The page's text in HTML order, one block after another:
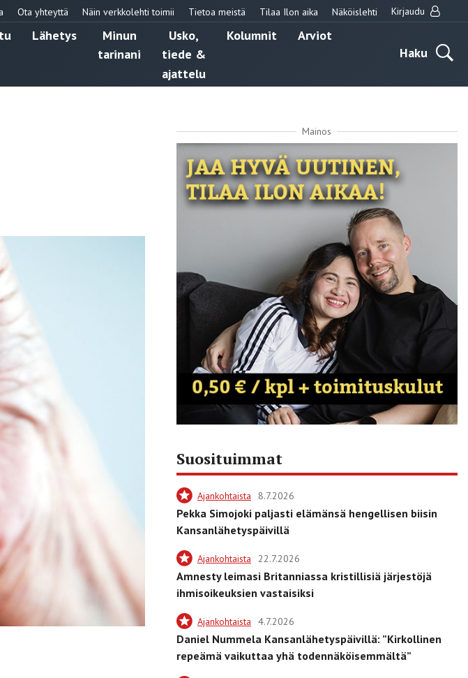
Ota yhteyttä Näin verkkolehti toimii Tietoa meistä Tilaa Ilon aika Näköislehti Kirjaudu
Lähetys
Minun
tarinani
Usko,
tiede &
ajattelu
Kolumnit
Arviot
Haku
Mainos
Suosituimmat
Ajankohtaista 8.7.2026
Pekka Simojoki paljasti elämänsä hengellisen biisin
Kansanlähetyspäivillä
Ajankohtaista 22.7.2026
Amnesty leimasi Britanniassa kristillisiä järjestöjä
ihmisoikeuksien vastaisiksi
Ajankohtaista 4.7.2026
Daniel Nummela Kansanlähetyspäivillä: ”Kirkollinen
repeämä vaikuttaa yhä todennäköisemmältä”